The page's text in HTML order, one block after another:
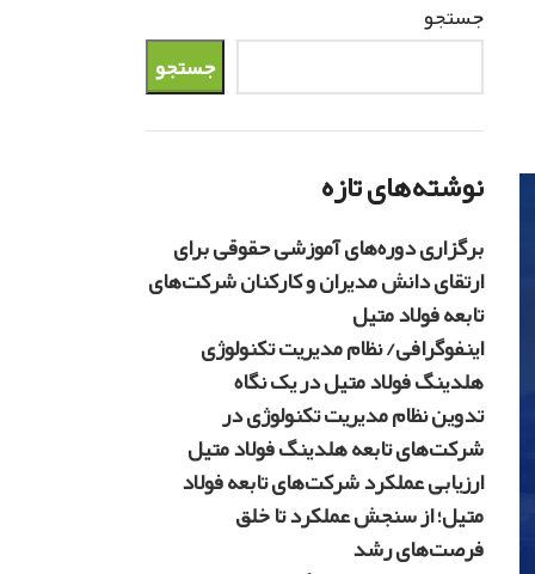
جستجو
جستجو
نوشته‌های تازه
برگزاری دوره‌های آموزشی حقوقی برای
ارتقای دانش مدیران و کارکنان شرکت‌های
تابعه فولاد متیل
اینفوگرافی/ نظام مدیریت تکنولوژی
هلدینگ فولاد متیل در یک نگاه
تدوین نظام مدیریت تکنولوژی در
شرکت‌های تابعه هلدینگ فولاد متیل
ارزیابی عملکرد شرکت‌های تابعه فولاد
متیل؛ از سنجش عملکرد تا خلق
فرصت‌های رشد